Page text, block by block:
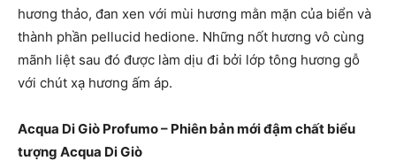
hương thảo, đan xen với mùi hương mằn mặn của biển và
thành phần pellucid hedione. Những nốt hương vô cùng
mãnh liệt sau đó được làm dịu đi bởi lớp tông hương gỗ
với chút xạ hương ấm áp.
Acqua Di Giò Profumo – Phiên bản mới đậm chất biểu
tượng Acqua Di Giò